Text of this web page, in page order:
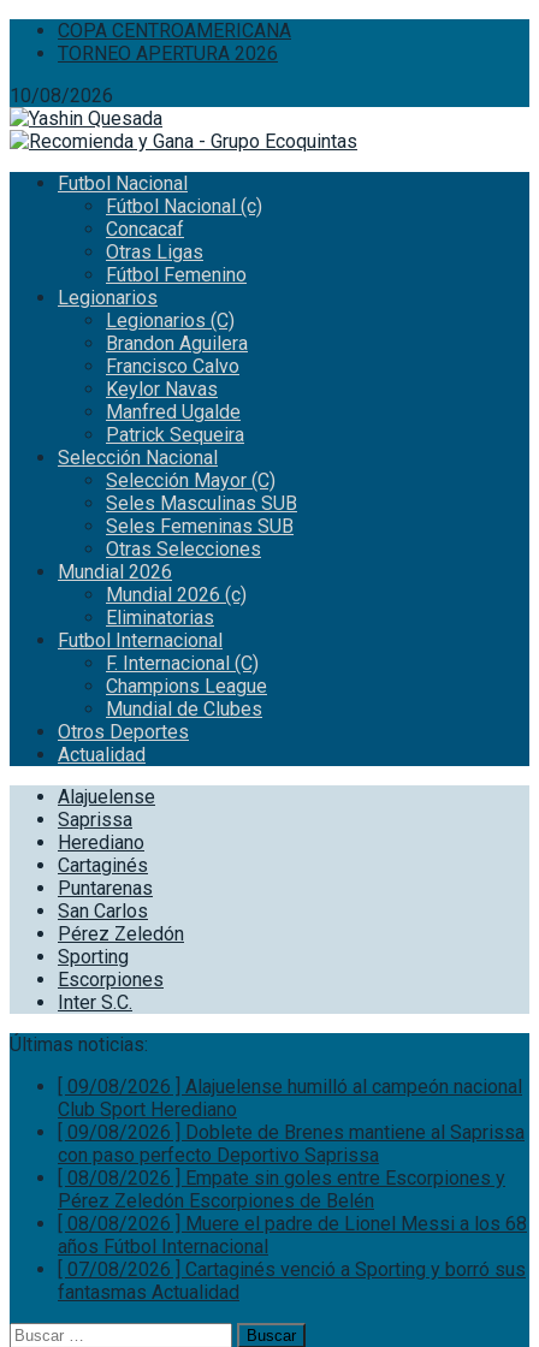
COPA CENTROAMERICANA
TORNEO APERTURA 2026
10/08/2026
Futbol Nacional
Fútbol Nacional (c)
Concacaf
Otras Ligas
Fútbol Femenino
Legionarios
Legionarios (C)
Brandon Aguilera
Francisco Calvo
Keylor Navas
Manfred Ugalde
Patrick Sequeira
Selección Nacional
Selección Mayor (C)
Seles Masculinas SUB
Seles Femeninas SUB
Otras Selecciones
Mundial 2026
Mundial 2026 (c)
Eliminatorias
Futbol Internacional
F. Internacional (C)
Champions League
Mundial de Clubes
Otros Deportes
Actualidad
Alajuelense
Saprissa
Herediano
Cartaginés
Puntarenas
San Carlos
Pérez Zeledón
Sporting
Escorpiones
Inter S.C.
Últimas noticias:
[ 09/08/2026 ] Alajuelense humilló al campeón nacional
Club Sport Herediano
[ 09/08/2026 ] Doblete de Brenes mantiene al Saprissa
con paso perfecto Deportivo Saprissa
[ 08/08/2026 ] Empate sin goles entre Escorpiones y
Pérez Zeledón Escorpiones de Belén
[ 08/08/2026 ] Muere el padre de Lionel Messi a los 68
años Fútbol Internacional
[ 07/08/2026 ] Cartaginés venció a Sporting y borró sus
fantasmas Actualidad
Buscar: